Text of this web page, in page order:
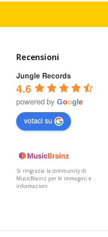
Recensioni
Jungle Records
4.6
powered by Google
votaci su
Si ringrazia la community di
MusicBrainz per le immagini e
informazioni